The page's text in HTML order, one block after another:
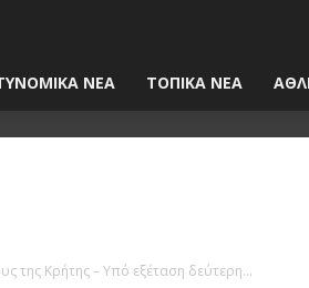
ΝΕΑ ΤΟΠΙΚΑ ΝΕΑ
της Κρήτης – Υπό εξέταση δεύτερη...